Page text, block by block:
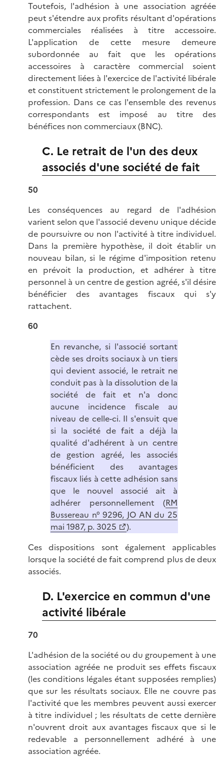
Toutefois, l'adhésion à une association agréée
peut s'étendre aux profits résultant d'opérations
commerciales réalisées à titre accessoire.
L'application de cette mesure demeure
subordonnée au fait que les opérations
accessoires à caractère commercial soient
directement liées à l'exercice de l'activité libérale
et constituent strictement le prolongement de la
profession. Dans ce cas l'ensemble des revenus
correspondants est imposé au titre des
bénéfices non commerciaux (BNC).
C. Le retrait de l'un des deux
associés d'une société de fait
50
Les conséquences au regard de l'adhésion
varient selon que l'associé devenu unique décide
de poursuivre ou non l'activité à titre individuel.
Dans la première hypothèse, il doit établir un
nouveau bilan, si le régime d'imposition retenu
en prévoit la production, et adhérer à titre
personnel à un centre de gestion agréé, s'il désire
bénéficier des avantages fiscaux qui s'y
rattachent.
60
En revanche, si l'associé sortant
cède ses droits sociaux à un tiers
qui devient associé, le retrait ne
conduit pas à la dissolution de la
société de fait et n'a donc
aucune incidence fiscale au
niveau de celle-ci. Il s'ensuit que
si la société de fait a déjà la
qualité d'adhérent à un centre
de gestion agréé, les associés
bénéficient des avantages
fiscaux liés à cette adhésion sans
que le nouvel associé ait à
adhérer personnellement (RM
Bussereau n° 9296, JO AN du 25
mai 1987, p. 3025
).
Ces dispositions sont également applicables
lorsque la société de fait comprend plus de deux
associés.
D. L'exercice en commun d'une
activité libérale
70
L'adhésion de la société ou du groupement à une
association agréée ne produit ses effets fiscaux
(les conditions légales étant supposées remplies)
que sur les résultats sociaux. Elle ne couvre pas
l'activité que les membres peuvent aussi exercer
à titre individuel ; les résultats de cette dernière
n'ouvrent droit aux avantages fiscaux que si le
redevable a personnellement adhéré à une
association agréée.